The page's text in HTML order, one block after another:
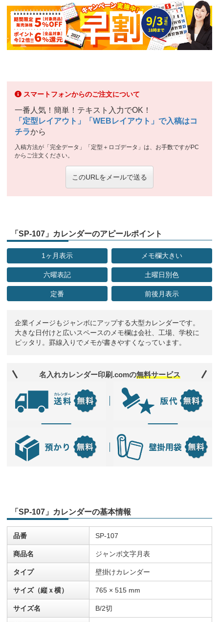
スマートフォンからのご注文について
一番人気！簡単！テキスト入力でOK！
「定型レイアウト」「WEBレイアウト」で入稿はコ
チラから
入稿方法が「完全データ」「定型＋ロゴデータ」は、お手数ですがPC
からご注文ください。
このURLをメールで送る
「SP-107」カレンダーのアピールポイント
1ヶ月表示 メモ欄大きい
六曜表記 土曜日別色
定番 前後月表示
企業イメージもジャンボにアップする大型カレンダーです。
大きな日付けと広いスペースのメモ欄は会社、工場、学校に
ピッタリ。罫線入りでメモが書きやすくなっています。
名入れカレンダー印刷.comの無料サービス
「SP-107」カレンダーの基本情報
品番 SP-107
商品名 ジャンボ文字月表
タイプ 壁掛けカレンダー
サイズ（縦ｘ横） 765 × 515 mm
サイズ名 B/2切